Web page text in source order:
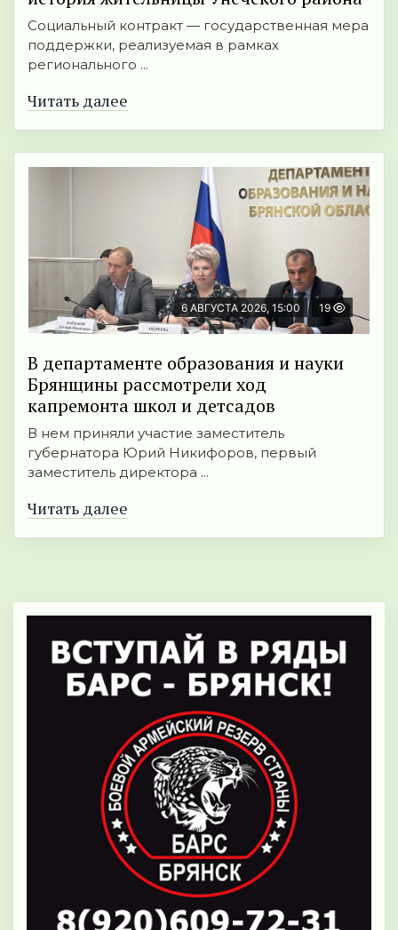
Социальный контракт — государственная мера
поддержки, реализуемая в рамках
регионального ...
Читать далее
6 АВГУСТА 2026, 15:00 19
В департаменте образования и науки
Брянщины рассмотрели ход
капремонта школ и детсадов
В нем приняли участие заместитель
губернатора Юрий Никифоров, первый
заместитель директора ...
Читать далее